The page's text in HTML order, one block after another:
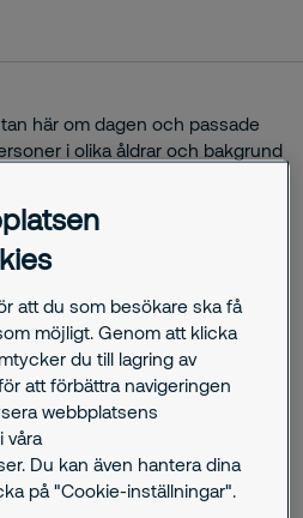
här om dagen och passade
i olika åldrar och bakgrund
syns mer på våra gator. Om man
så är dessa vakter ett
är livrädda för dess etablering i
om väktare och
medier kan idag peka ut en
som blir till sanningar och
Inlägg och åsikter kan nå långt
eller analysen ägt
konsekvenser då det i
att du som besökare ska få
möjligt. Genom att klicka
du till lagring av
att förbättra navigeringen
webbplatsens
våra
Du kan även hantera dina
på "Cookie-inställningar".